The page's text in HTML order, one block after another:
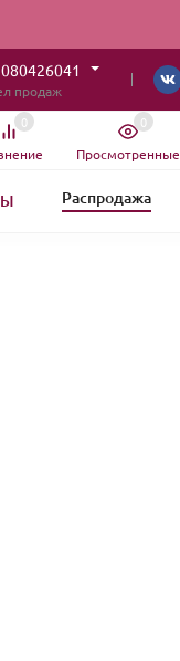
продаж
0
Просмотренные
0
Распродажа